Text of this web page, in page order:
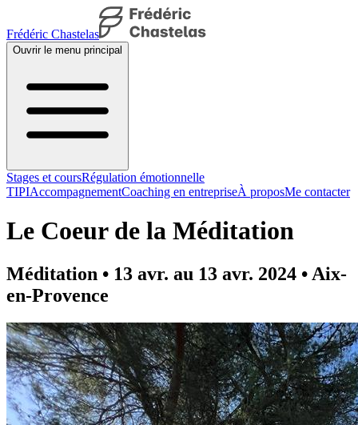
Frédéric Chastelas
Ouvrir le menu principal
Stages et coursRégulation émotionnelle
TIPIAccompagnementCoaching en entrepriseÀ proposMe contacter
Le Coeur de la Méditation
Méditation • 13 avr. au 13 avr. 2024 • Aix-
en-Provence